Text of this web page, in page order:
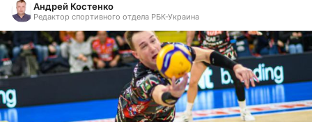
Андрей Костенко
Редактор спортивного отдела РБК-Украина